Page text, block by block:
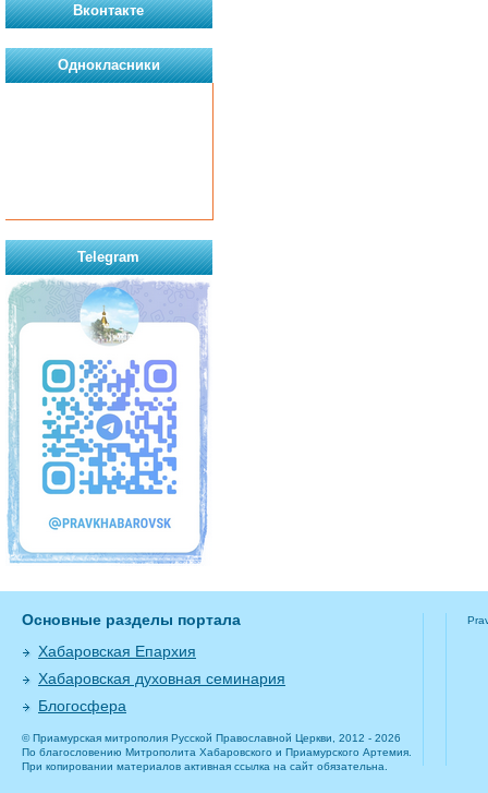
Вконтакте
Однокласники
Telegram
Основные разделы портала
Хабаровская Епархия
Хабаровская духовная семинария
Блогосфера
© Приамурская митрополия Русской Православной Церкви, 2012 - 2026
По благословению Митрополита Хабаровского и Приамурского Артемия.
При копировании материалов активная ссылка на сайт обязательна.